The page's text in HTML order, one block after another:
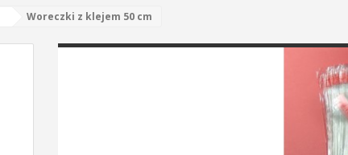
Woreczki z klejem 50 cm